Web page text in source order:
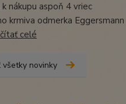
k nákupu aspoň 4 vriec
krmiva odmerka Eggersmann
čítať celé
všetky novinky